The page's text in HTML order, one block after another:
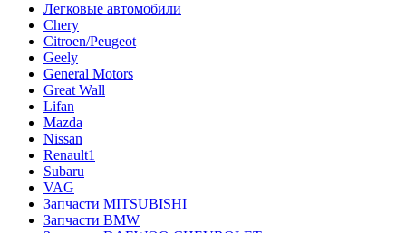
Легковые автомобили
Chery
Citroen/Peugeot
Geely
General Motors
Great Wall
Lifan
Mazda
Nissan
Renault1
Subaru
VAG
Запчасти MITSUBISHI
Запчасти BMW